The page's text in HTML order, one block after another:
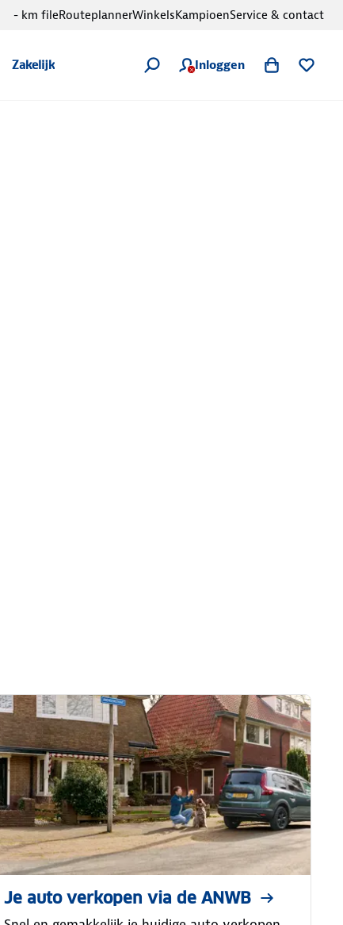
Zakelijk Inloggen
- km fileRouteplannerWinkelsKampioenService & contact
Je auto verkopen via de ANWB